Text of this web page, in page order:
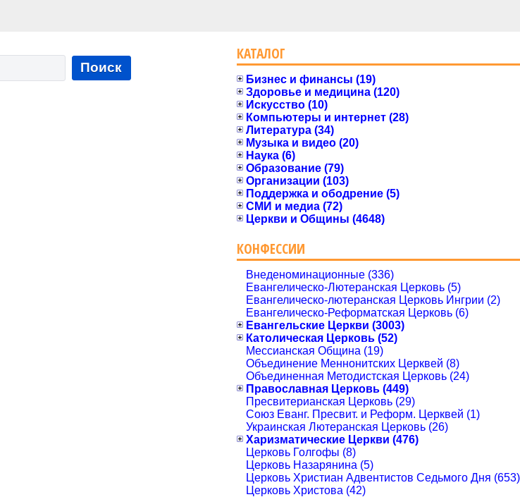
Поиск
КАТАЛОГ
Бизнес и финансы (19)
Здоровье и медицина (120)
Искусство (10)
Компьютеры и интернет (28)
Литература (34)
Музыка и видео (20)
Наука (6)
Образование (79)
Организации (103)
Поддержка и ободрение (5)
СМИ и медиа (72)
Церкви и Общины (4648)
КОНФЕССИИ
Внеденоминационные (336)
Евангелическо-Лютеранская Церковь (5)
Евангелическо-лютеранская Церковь Ингрии (2)
Евангелическо-Реформатская Церковь (6)
Евангельские Церкви (3003)
Католическая Церковь (52)
Мессианская Община (19)
Объединение Меннонитских Церквей (8)
Объединенная Методистская Церковь (24)
Православная Церковь (449)
Пресвитерианская Церковь (29)
Союз Еванг. Пресвит. и Реформ. Церквей (1)
Украинская Лютеранская Церковь (26)
Харизматические Церкви (476)
Церковь Голгофы (8)
Церковь Назарянина (5)
Церковь Христиан Адвентистов Седьмого Дня (653)
Церковь Христова (42)